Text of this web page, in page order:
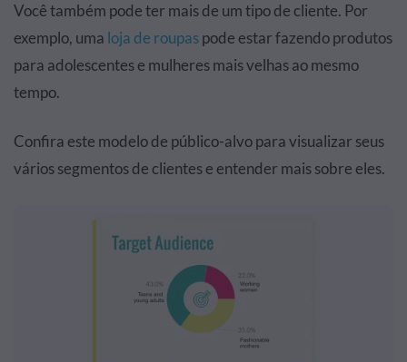
Você também pode ter mais de um tipo de cliente. Por
exemplo, uma loja de roupaspode estar fazendo produtos
para adolescentes e mulheres mais velhas ao mesmo
tempo.
Confira este modelo de público-alvo para visualizar seus
vários segmentos de clientes e entender mais sobre eles.